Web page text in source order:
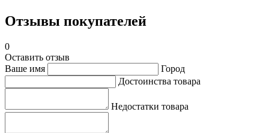
Отзывы покупателей
0
Оставить отзыв
Ваше имя
Город
Достоинства товара
Недостатки товара